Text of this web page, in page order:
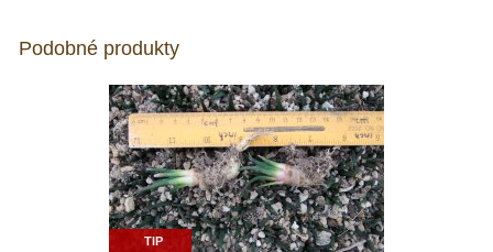
Podobné produkty
TIP